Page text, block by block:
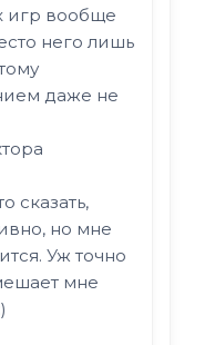
игр вообще
него лишь
даже не
сказать,
но мне
Уж точно
мне